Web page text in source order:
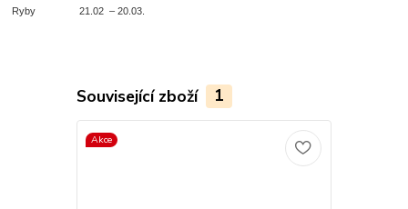
Ryby 21.02 – 20.03.
Související zboží 1
Akce